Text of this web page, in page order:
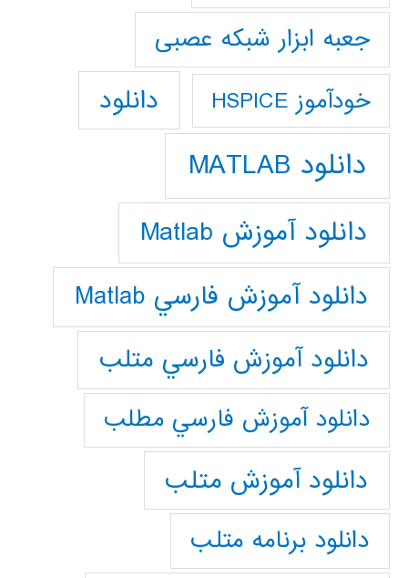
جعبه ابزار شبکه عصبی
خودآموز HSPICE دانلود
دانلود MATLAB
دانلود آموزش Matlab
دانلود آموزش فارسي Matlab
دانلود آموزش فارسي متلب
دانلود آموزش فارسي مطلب
دانلود آموزش متلب
دانلود برنامه متلب